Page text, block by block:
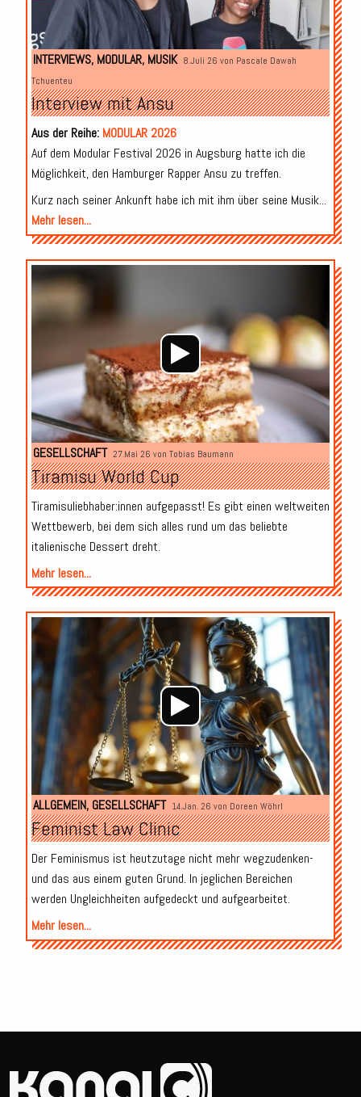
INTERVIEWS, MODULAR, MUSIK 8.Juli 26 von Pascale Dawah
Tchuenteu
Interview mit Ansu
Aus der Reihe: MODULAR 2026
Auf dem Modular Festival 2026 in Augsburg hatte ich die
Möglichkeit, den Hamburger Rapper Ansu zu treffen.
Kurz nach seiner Ankunft habe ich mit ihm über seine Musik...
Mehr lesen...
Audio-
Player
GESELLSCHAFT 27.Mai 26 von Tobias Baumann
Tiramisu World Cup
Tiramisuliebhaber:innen aufgepasst! Es gibt einen weltweiten
Wettbewerb, bei dem sich alles rund um das beliebte
italienische Dessert dreht.
Mehr lesen...
Audio-
Player
ALLGEMEIN, GESELLSCHAFT 14.Jan. 26 von Doreen Wöhrl
Feminist Law Clinic
Der Feminismus ist heutzutage nicht mehr wegzudenken-
und das aus einem guten Grund. In jeglichen Bereichen
werden Ungleichheiten aufgedeckt und aufgearbeitet.
Mehr lesen...